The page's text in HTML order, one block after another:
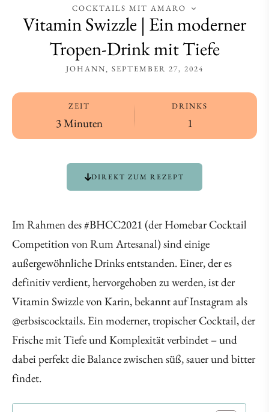
COCKTAILS MIT AMARO
Vitamin Swizzle | Ein moderner
Tropen-Drink mit Tiefe
JOHANN SEPTEMBER 27, 2024
ZEIT
3 Minuten
DRINKS
1
DIREKT ZUM REZEPT
Im Rahmen des #BHCC2021 (der Homebar Cocktail
Competition von Rum Artesanal) sind einige
außergewöhnliche Drinks entstanden. Einer, der es
definitiv verdient, hervorgehoben zu werden, ist der
Vitamin Swizzle von Karin, bekannt auf Instagram als
@erbsiscocktails. Ein moderner, tropischer Cocktail, der
Frische mit Tiefe und Komplexität verbindet – und
dabei perfekt die Balance zwischen süß, sauer und bitter
findet.